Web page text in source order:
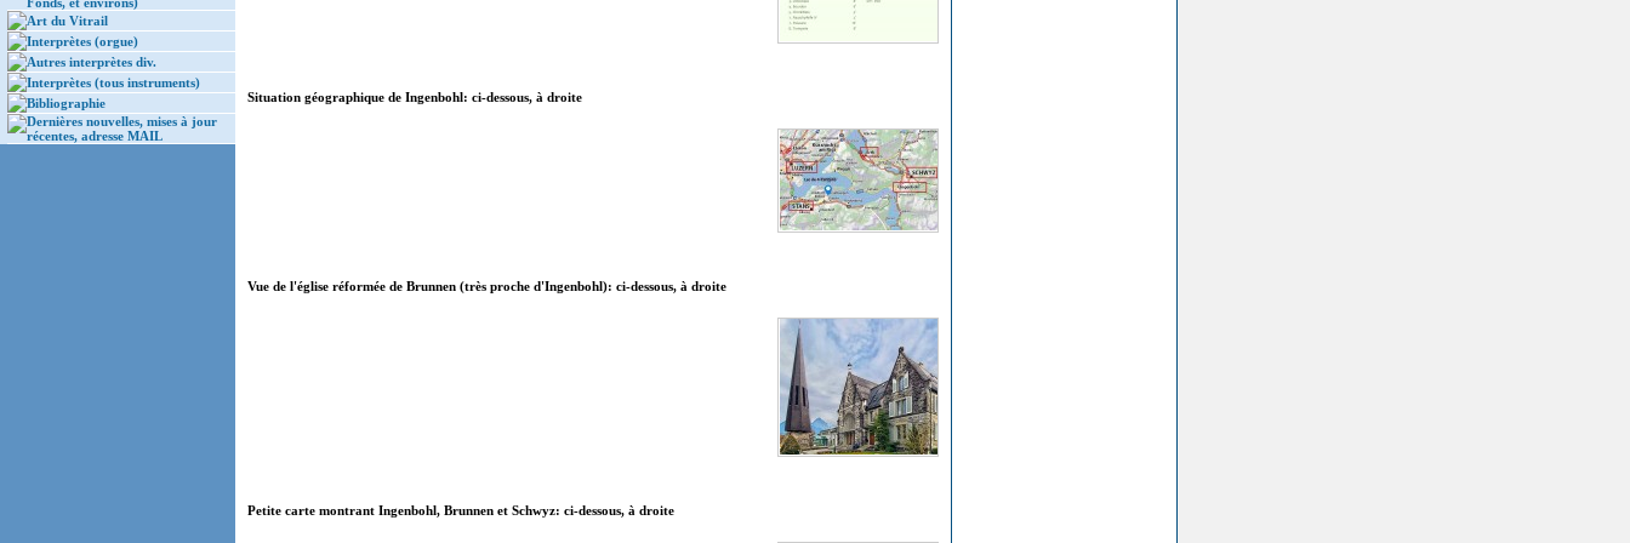
Art du Vitrail
Interprètes (orgue)
Autres interprètes div.
Interprètes (tous instruments)
Bibliographie
Dernières nouvelles, mises à jour
récentes, adresse MAIL
Situation géographique de Ingenbohl: ci-dessous, à droite
Vue de l'église réformée de Brunnen (très proche d'Ingenbohl): ci-dessous, à droite
Petite carte montrant Ingenbohl, Brunnen et Schwyz: ci-dessous, à droite